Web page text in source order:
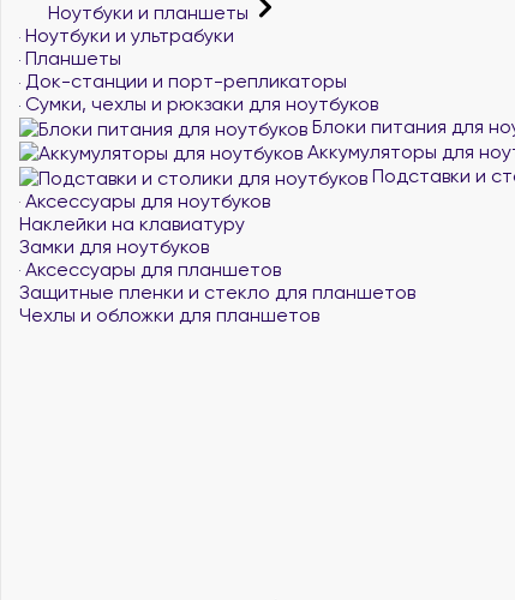
Ноутбуки и планшеты
Ноутбуки и ультрабуки
Планшеты
Док-станции и порт-репликаторы
Сумки, чехлы и рюкзаки для ноутбуков
Блоки питания для
Аккумуляторы для
Подставки и
Аксессуары для ноутбуков
Наклейки на клавиатуру
Замки для ноутбуков
Аксессуары для планшетов
Защитные пленки и стекло для планшетов
Чехлы и обложки для планшетов